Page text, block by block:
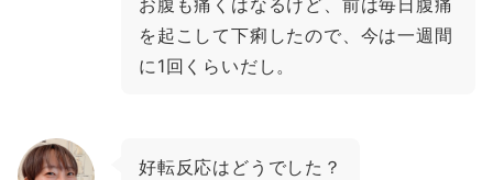
お腹も痛くはなるけど、前は毎日腹痛
を起こして下痢したので、今は一週間
に1回くらいだし。
好転反応はどうでした？